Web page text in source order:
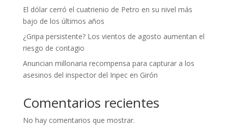
El dólar cerró el cuatrienio de Petro en su nivel más
bajo de los últimos años
¿Gripa persistente? Los vientos de agosto aumentan el
riesgo de contagio
Anuncian millonaria recompensa para capturar a los
asesinos del inspector del Inpec en Girón
Comentarios recientes
No hay comentarios que mostrar.